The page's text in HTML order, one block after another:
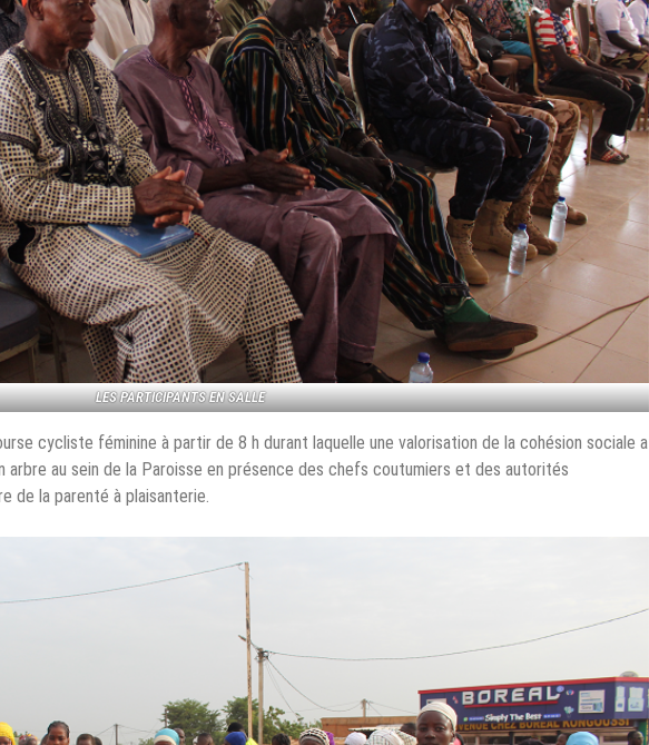
LES PARTICIPANTS EN SALLE
cycliste féminine à partir de 8 h durant laquelle une valorisation de la cohésion sociale a
arbre au sein de la Paroisse en présence des chefs coutumiers et des autorités
de la parenté à plaisanterie.